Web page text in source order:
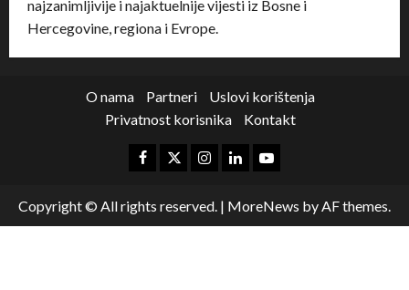
najzanimljivije i najaktuelnije vijesti iz Bosne i
Hercegovine, regiona i Evrope.
O nama Partneri
Uslovi korištenja
Privatnost korisnika
Kontakt
Copyright © All rights reserved. | MoreNews by AF themes.